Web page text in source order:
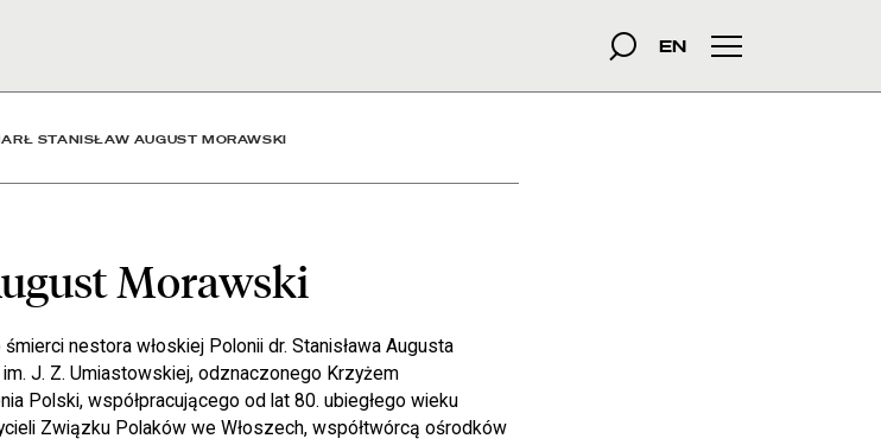
Aktualności - Biblioteka Narodowa
szukana fraza
Szukaj
EN Menu główne
STANISŁAW AUGUST MORAWSKI
Morawski
nestora włoskiej Polonii dr. Stanisława Augusta
J. Z. Umiastowskiej, odznaczonego Krzyżem
Polski, współpracującego od lat 80. ubiegłego wieku
Związku Polaków we Włoszech, współtwórcą ośrodków